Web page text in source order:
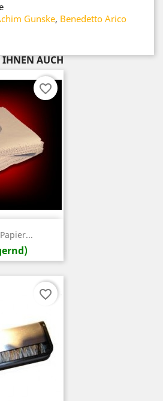
Gunske, Benedetto Arico
IHNEN AUCH
favorite_border
favorite_border